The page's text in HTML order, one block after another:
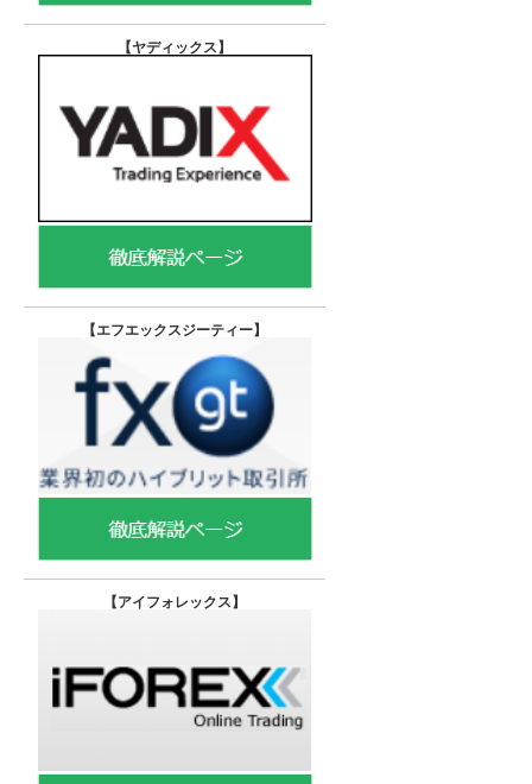
【ヤディックス 】
【エフエックスジーティー】
【アイフォレックス】